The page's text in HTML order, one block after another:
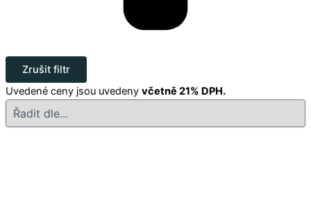
Zrušit filtr
Uvedené ceny jsou uvedeny včetně 21% DPH.